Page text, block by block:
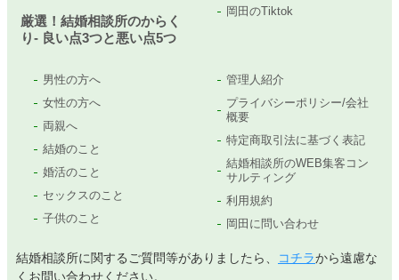
厳選！結婚相談所のからく
り- 良い点3つと悪い点5つ
岡田のTiktok
男性の方へ
女性の方へ
両親へ
結婚のこと
婚活のこと
セックスのこと
子供のこと
管理人紹介
プライバシーポリシー/会社
概要
特定商取引法に基づく表記
結婚相談所のWEB集客コン
サルティング
利用規約
岡田に問い合わせ
結婚相談所に関するご質問等がありましたら、 コチラから遠慮な
くお問い合わせください。